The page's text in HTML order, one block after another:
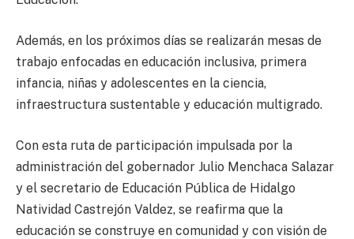
Además, en los próximos días se realizarán mesas de
trabajo enfocadas en educación inclusiva, primera
infancia, niñas y adolescentes en la ciencia,
infraestructura sustentable y educación multigrado.
Con esta ruta de participación impulsada por la
administración del gobernador Julio Menchaca Salazar
y el secretario de Educación Pública de Hidalgo
Natividad Castrejón Valdez, se reafirma que la
educación se construye en comunidad y con visión de